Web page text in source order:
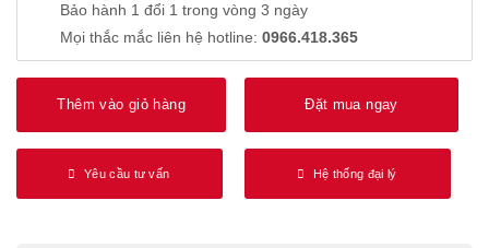
Bảo hành 1 đổi 1 trong vòng 3 ngày
Mọi thắc mắc liên hệ hotline: 0966.418.365
Thêm vào giỏ hàng Đặt mua ngay
Yêu cầu tư vấn Hệ thống đại lý